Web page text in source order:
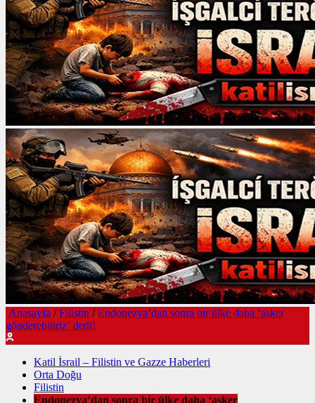
Anasayfa / Filistin / Endonezya’dan sonra bir ülke daha ‘asker
gönderebiliriz’ dedi!
Katil İsrail – Filistin ve Gazze Haberleri
Orta Doğu
Filistin
Endonezya’dan sonra bir ülke daha ‘asker